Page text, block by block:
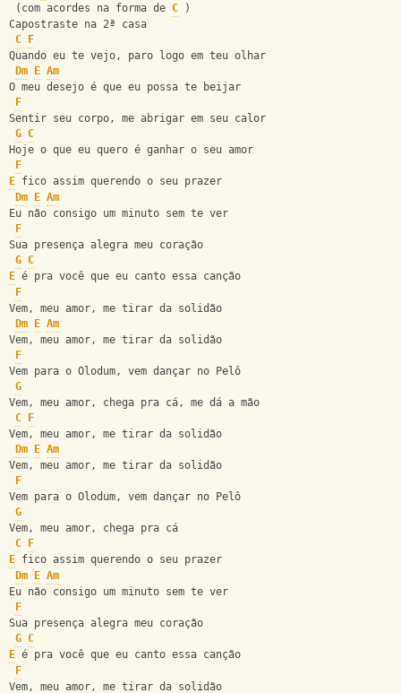
(com acordes na forma de C )
Capostraste na 2ª casa
C
F
Quando eu te vejo, paro logo em teu olhar
Dm
E Am
O meu desejo é que eu possa te beijar
F
Sentir seu corpo, me abrigar em seu calor
G C
Hoje o que eu quero é ganhar o seu amor
F
E fico assim querendo o seu prazer
Dm
E Am
Eu não consigo um minuto sem te ver
F
Sua presença alegra meu coração
G C
E é pra você que eu canto essa canção
F
Vem, meu amor, me tirar da solidão
Dm
E Am
Vem, meu amor, me tirar da solidão
F
Vem para o Olodum, vem dançar no Pelô
G
Vem, meu amor, chega pra cá, me dá a mão
C
F
Vem, meu amor, me tirar da solidão
Dm
E Am
Vem, meu amor, me tirar da solidão
F
Vem para o Olodum, vem dançar no Pelô
G
Vem, meu amor, chega pra cá
C
F
E fico assim querendo o seu prazer
Dm
E Am
Eu não consigo um minuto sem te ver
F
Sua presença alegra meu coração
G C
E é pra você que eu canto essa canção
F
Vem, meu amor, me tirar da solidão